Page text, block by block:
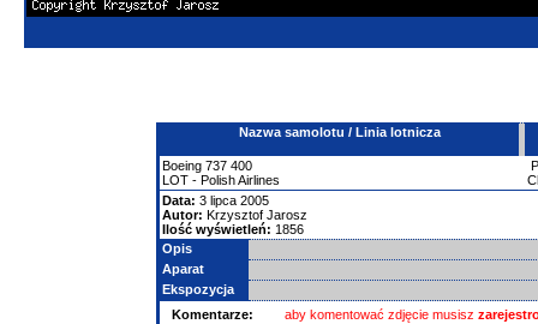
Nazwa samolotu / Linia lotnicza
Boeing 737 400
LOT - Polish Airlines
Data: 3 lipca 2005
Autor: Krzysztof Jarosz
Ilość wyświetleń: 1856
Opis
Aparat
Ekspozycja
Komentarze:
aby komentować zdjęcie musisz